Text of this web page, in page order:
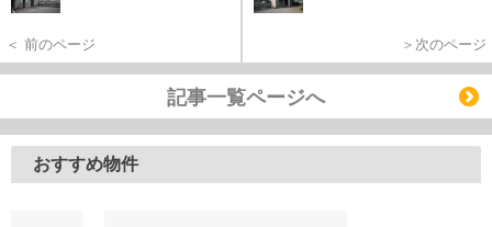
＜ 前のページ ＞次のページ
記事一覧ページへ
おすすめ物件